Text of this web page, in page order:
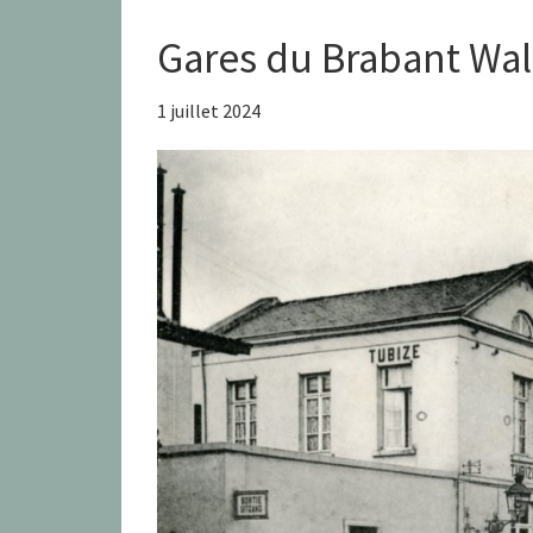
Gares du Brabant
1 juillet 2024